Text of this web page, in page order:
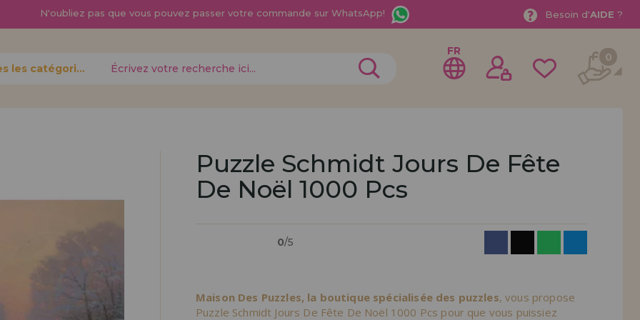
N'oubliez pas que vous pouvez passer votre commande sur WhatsApp! Besoin d'AIDE ?
Je veux m'enregistrer en tant que
nouveau distributeur
distribution.
Toutes les catégories
FR 0
Puzzle Schmidt Jours De Fête
De Noël 1000 Pcs
0/5
Maison Des Puzzles, la boutique spécialisée des puzzles, vous propose
Puzzle Schmidt Jours De Fête De Noël 1000 Pcs pour que vous puissiez